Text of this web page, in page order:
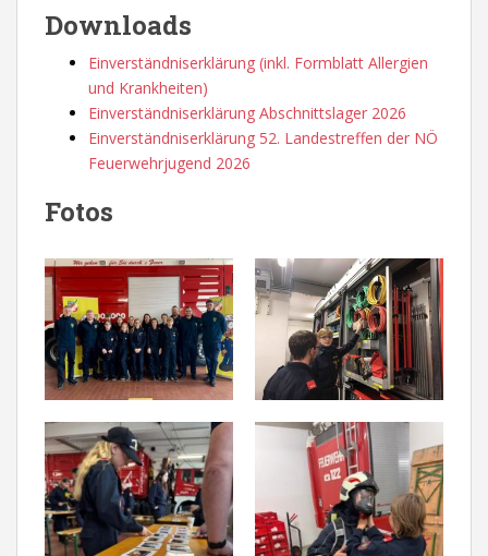
Downloads
Einverständniserklärung (inkl. Formblatt Allergien
und Krankheiten)
Einverständniserklärung Abschnittslager 2026
Einverständniserklärung 52. Landestreffen der NÖ
Feuerwehrjugend 2026
Fotos